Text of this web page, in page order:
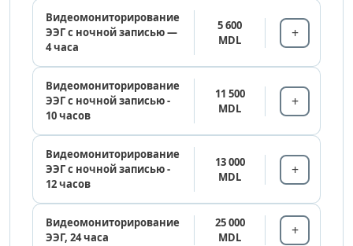
Видеомониторирование
ЭЭГ с ночной записью —
4 часа
5 600
MDL
Видеомониторирование
ЭЭГ с ночной записью -
10 часов
11 500
MDL
Видеомониторирование
ЭЭГ с ночной записью -
12 часов
13 000
MDL
Видеомониторирование
ЭЭГ, 24 часа
25 000
MDL